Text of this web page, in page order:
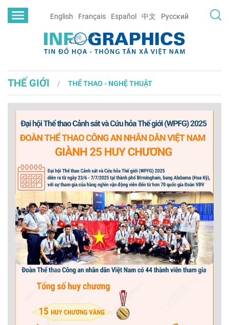
English Français Español 中文 Русский
THẾ GIỚI THỂ THAO - NGHỆ THUẬT